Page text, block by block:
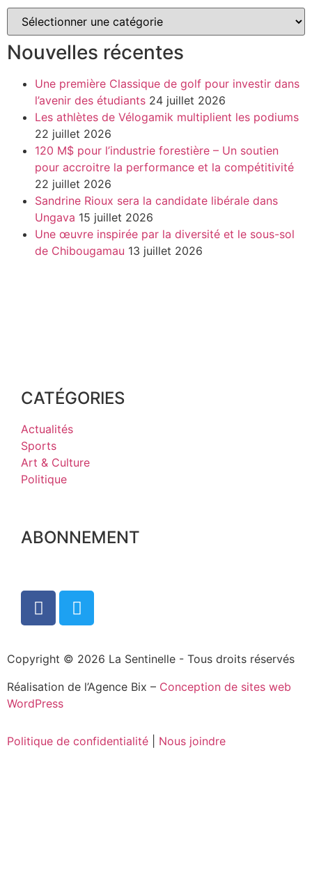
Nouvelles récentes
Une première Classique de golf pour investir dans
l’avenir des étudiants 24 juillet 2026
Les athlètes de Vélogamik multiplient les podiums
22 juillet 2026
120 M$ pour l’industrie forestière – Un soutien
pour accroitre la performance et la compétitivité
22 juillet 2026
Sandrine Rioux sera la candidate libérale dans
Ungava 15 juillet 2026
Une œuvre inspirée par la diversité et le sous-sol
de Chibougamau 13 juillet 2026
CATÉGORIES
Actualités
Sports
Art & Culture
Politique
ABONNEMENT
Copyright © 2026 La Sentinelle - Tous droits réservés
Réalisation de l’Agence Bix – Conception de sites web
WordPress
Politique de confidentialité Nous joindre